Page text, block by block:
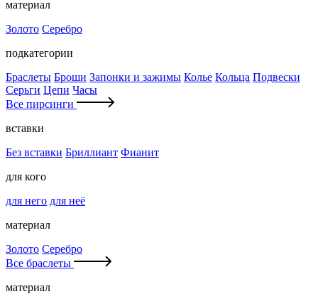
материал
Золото Серебро
подкатегории
Браслеты Броши Запонки и зажимы Колье Кольца Подвески
Серьги Цепи Часы
Все пирсинги
вставки
Без вставки Бриллиант Фианит
для кого
для него для неё
материал
Золото Серебро
Все браслеты
материал